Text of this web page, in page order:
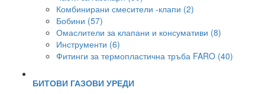
Комбинирани смесители -клапи (2)
Бобини (57)
Омаслители за клапани и консумативи (8)
Инструменти (6)
Фитинги за термопластична тръба FARO (40)
БИТОВИ ГАЗОВИ УРЕДИ